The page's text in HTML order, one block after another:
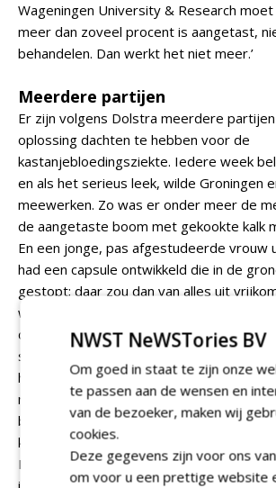
Wageningen University & Research
meer dan zoveel procent is aangetast,
behandelen. Dan werkt het niet meer.’
Meerdere partijen
Er zijn volgens Dolstra meerdere
oplossing dachten te hebben voor de
kastanjebloedingsziekte. Iedere week
en als het serieus leek, wilde Groningen
meewerken. Zo was er onder meer de
de aangetaste boom met gekookte kalk
En een jonge, pas afgestudeerde vrouw
had een capsule ontwikkeld die in de
gestopt; daar zou dan van alles uit
we wel proberen, maar we wilden eerst
die capsule zat. We gaan niet zomaar iets
stoppen. Dit wilde ze echter niet
haakten af. Je moet wel met een reëel
nu toe heeft nog niets die bomen beter
betreft ben ik sceptisch. Het verhaal van
klinkt wel aannemelijk. Stel dat de
Boom-KCB nu een goede methode blijkt,
NWST NeWSTories BV
Om goed in staat te zijn onze
te passen aan de wensen en
van de bezoeker, maken wij
cookies.
Deze gegevens zijn voor ons
om voor u een prettige website